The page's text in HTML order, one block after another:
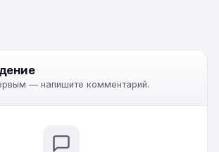
— напишите комментарий.